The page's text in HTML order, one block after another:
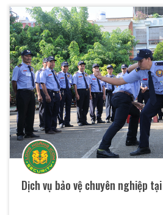
Hoàng ICOM, dịch vụ bảo vệ
luôn giúp cho quý khách hàng hài
tưởng. Vậy có những ưu điểm nào
cùng tìm hiểu ngay nhé!
Dịch vụ bảo vệ chuyên nghiệp